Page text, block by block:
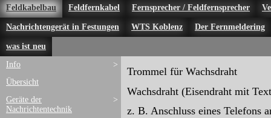
Feldkabelbau Feldfernkabel Fernsprecher / Feldfernsprecher
Nachrichtengerät in Festungen WTS Koblenz Der Fernmeldering
was ist neu
>
Info
Übersicht
>
Geräte der
Nachrichtentechnik
Trommel für Wachsdraht
Wachsdraht (Eisendraht mit
z. B. Anschluss eines Telefons